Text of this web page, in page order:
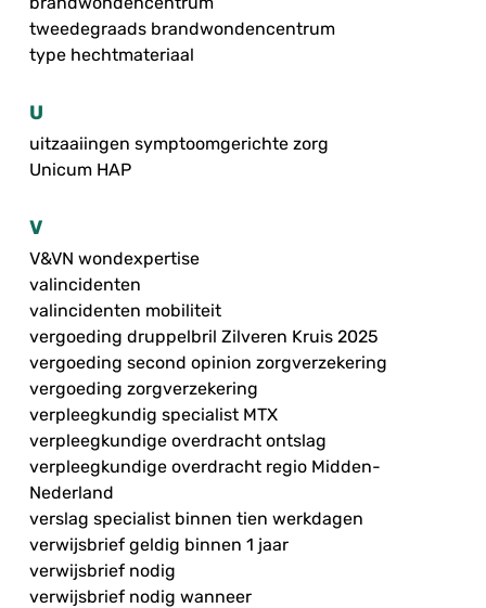
tweedegraads brandwondencentrum
type hechtmateriaal
U
uitzaaiingen symptoomgerichte zorg
Unicum HAP
V
V&VN wondexpertise
valincidenten
valincidenten mobiliteit
vergoeding druppelbril Zilveren Kruis 2025
vergoeding second opinion zorgverzekering
vergoeding zorgverzekering
verpleegkundig specialist MTX
verpleegkundige overdracht ontslag
verpleegkundige overdracht regio Midden-
Nederland
verslag specialist binnen tien werkdagen
verwijsbrief geldig binnen 1 jaar
verwijsbrief nodig
verwijsbrief nodig wanneer